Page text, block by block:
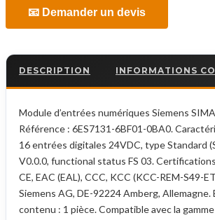
📧 Demander un devis
DESCRIPTION INFORMATIONS
Module d’entrées numériques Siemens
Référence : 6ES7131-6BF01-0BA0.
16 entrées digitales 24VDC, type Standard
V0.0.0, functional status FS 03.
CE, EAC (EAL), CCC, KCC (KCC-REM-S49-
Siemens AG, DE-92224 Amberg, Allemagne.
contenu : 1 pièce. Compatible avec la